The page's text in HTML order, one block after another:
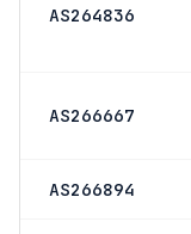
AS264836
AS266667
AS266894